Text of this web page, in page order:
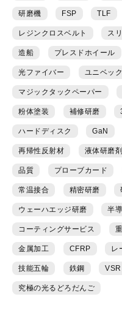
研磨機 FSP TLF
レジンクロスベルト ス
造船 プレスドホイール
光ファイバー ユニベッ
マジックタックペーパー
粉体塗装 補修研磨
ハードディスク GaN
再帰性反射材 液体研磨剤
品質 プローブカード
常温接合 精密研磨
ウェーハエッジ研磨 半
コーティングサービス
金属加工 CFRP レ
技能五輪 鉄鋼 VSR
究極の光るどろだんご